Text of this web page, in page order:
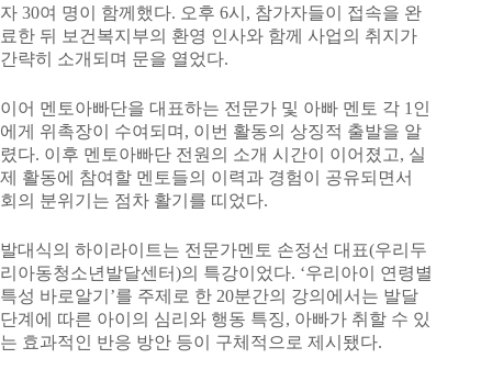
자 30여 명이 함께했다. 오후 6시, 참가자들이 접속을 완
료한 뒤 보건복지부의 환영 인사와 함께 사업의 취지가
간략히 소개되며 문을 열었다.
이어 멘토아빠단을 대표하는 전문가 및 아빠 멘토 각 1인
에게 위촉장이 수여되며, 이번 활동의 상징적 출발을 알
렸다. 이후 멘토아빠단 전원의 소개 시간이 이어졌고, 실
제 활동에 참여할 멘토들의 이력과 경험이 공유되면서
회의 분위기는 점차 활기를 띠었다.
발대식의 하이라이트는 전문가멘토 손정선 대표(우리두
리아동청소년발달센터)의 특강이었다. ‘우리아이 연령별
특성 바로알기’를 주제로 한 20분간의 강의에서는 발달
단계에 따른 아이의 심리와 행동 특징, 아빠가 취할 수 있
는 효과적인 반응 방안 등이 구체적으로 제시됐다.